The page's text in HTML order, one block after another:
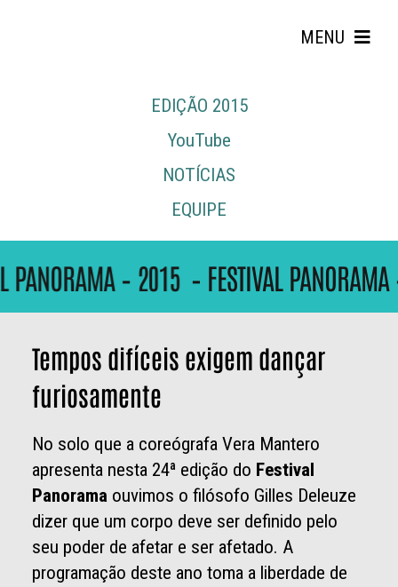
MENU
Search
EDIÇÃO 2015
YouTube
NOTÍCIAS
EQUIPE
PANORAMA – 2015 – FESTIVAL
Tempos difíceis exigem dançar
furiosamente
No solo que a coreógrafa Vera Mantero
apresenta nesta 24ª edição do Festival
Panoramaouvimos o filósofo Gilles Deleuze
dizer que um corpo deve ser definido pelo
seu poder de afetar e ser afetado. A
programação deste ano toma a liberdade de